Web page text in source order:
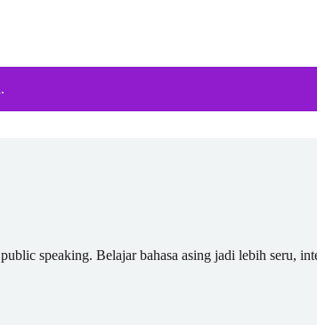
speaking. Belajar bahasa asing jadi lebih seru,